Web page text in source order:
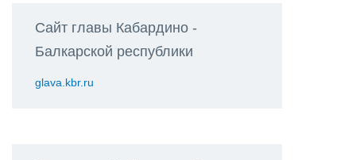
Сайт главы Кабардино -
Балкарской республики
glava.kbr.ru